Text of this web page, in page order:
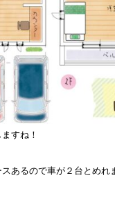
すね！
あるので車が２台とめれ